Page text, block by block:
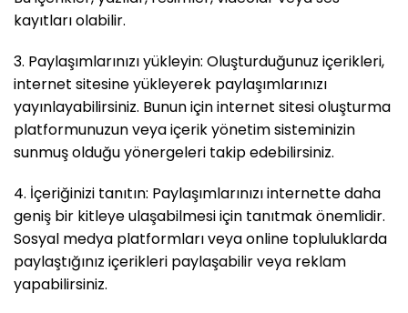
kayıtları olabilir.
3. Paylaşımlarınızı yükleyin: Oluşturduğunuz içerikleri,
internet sitesine yükleyerek paylaşımlarınızı
yayınlayabilirsiniz. Bunun için internet sitesi oluşturma
platformunuzun veya içerik yönetim sisteminizin
sunmuş olduğu yönergeleri takip edebilirsiniz.
4. İçeriğinizi tanıtın: Paylaşımlarınızı internette daha
geniş bir kitleye ulaşabilmesi için tanıtmak önemlidir.
Sosyal medya platformları veya online topluluklarda
paylaştığınız içerikleri paylaşabilir veya reklam
yapabilirsiniz.